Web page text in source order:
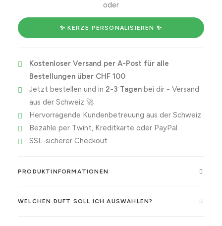
of
annoying
other.
Menge
oder
✨ KERZE PERSONALISIEREN ✨
Kostenloser Versand per A-Post für alle
Bestellungen über CHF 100
Jetzt bestellen und in 2-3 Tagenbei dir - Versand
aus der Schweiz 🚀
Hervorragende Kundenbetreuung aus der Schweiz
Bezahle per Twint, Kreditkarte oder PayPal
SSL-sicherer Checkout
PRODUKTINFORMATIONEN
WELCHEN DUFT SOLL ICH AUSWÄHLEN?